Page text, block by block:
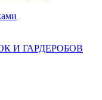
И ГАРДЕРОБОВ